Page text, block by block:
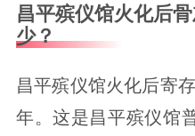
昌平殡仪馆火化后
少？
昌平殡仪馆火化后寄
年。这是昌平殡仪馆